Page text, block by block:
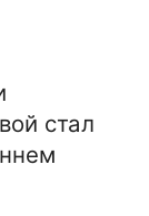
стал